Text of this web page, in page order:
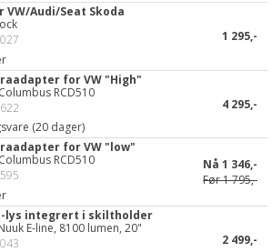
Audi/Seat Skoda
1 295,-
for VW "High"
RCD510
(20 dager)
4 295,-
for VW "low"
RCD510
Nå 1 346,-
Før1 795,-
lys integrert i skiltholder
E-line, 8100 lumen, 20"
2 499,-